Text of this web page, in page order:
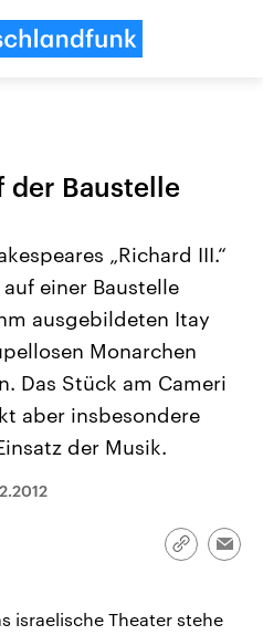
zu
Nahostkonflikt
Aktuelle Lage und
Der Überfall der
Terrororganisation Hamas
Oktober 2023 auf Israel
Libanon vom Iran
der Baustelle
„Richard III.“
einer Baustelle
ausgebildeten Itay
Monarchen
Das Stück am Cameri
aber insbesondere
der Musik.
Link
israelische Theater stehe